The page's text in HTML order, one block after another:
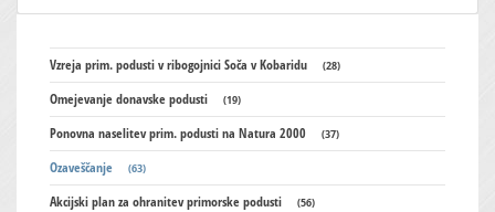
Vzreja prim. podusti v ribogojnici Soča v Kobaridu (28)
Omejevanje donavske podusti (19)
Ponovna naselitev prim. podusti na Natura 2000 (37)
Ozaveščanje (63)
Akcijski plan za ohranitev primorske podusti (56)